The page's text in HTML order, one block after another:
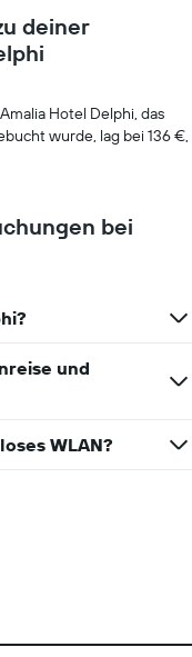
deiner
Hotel Delphi, das
wurde, lag bei 136 €,
bei
und
WLAN?